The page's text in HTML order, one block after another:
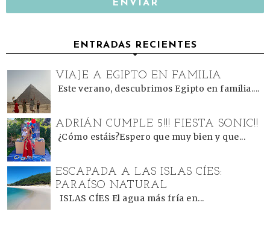
ENTRADAS RECIENTES
VIAJE A EGIPTO EN FAMILIA
Este verano, descubrimos Egipto en familia....
ADRIÁN CUMPLE 5!!! FIESTA SONIC!!
¿Cómo estáis?Espero que muy bien y que...
ESCAPADA A LAS ISLAS CÍES:
PARAÍSO NATURAL
ISLAS CÍES El agua más fría en...